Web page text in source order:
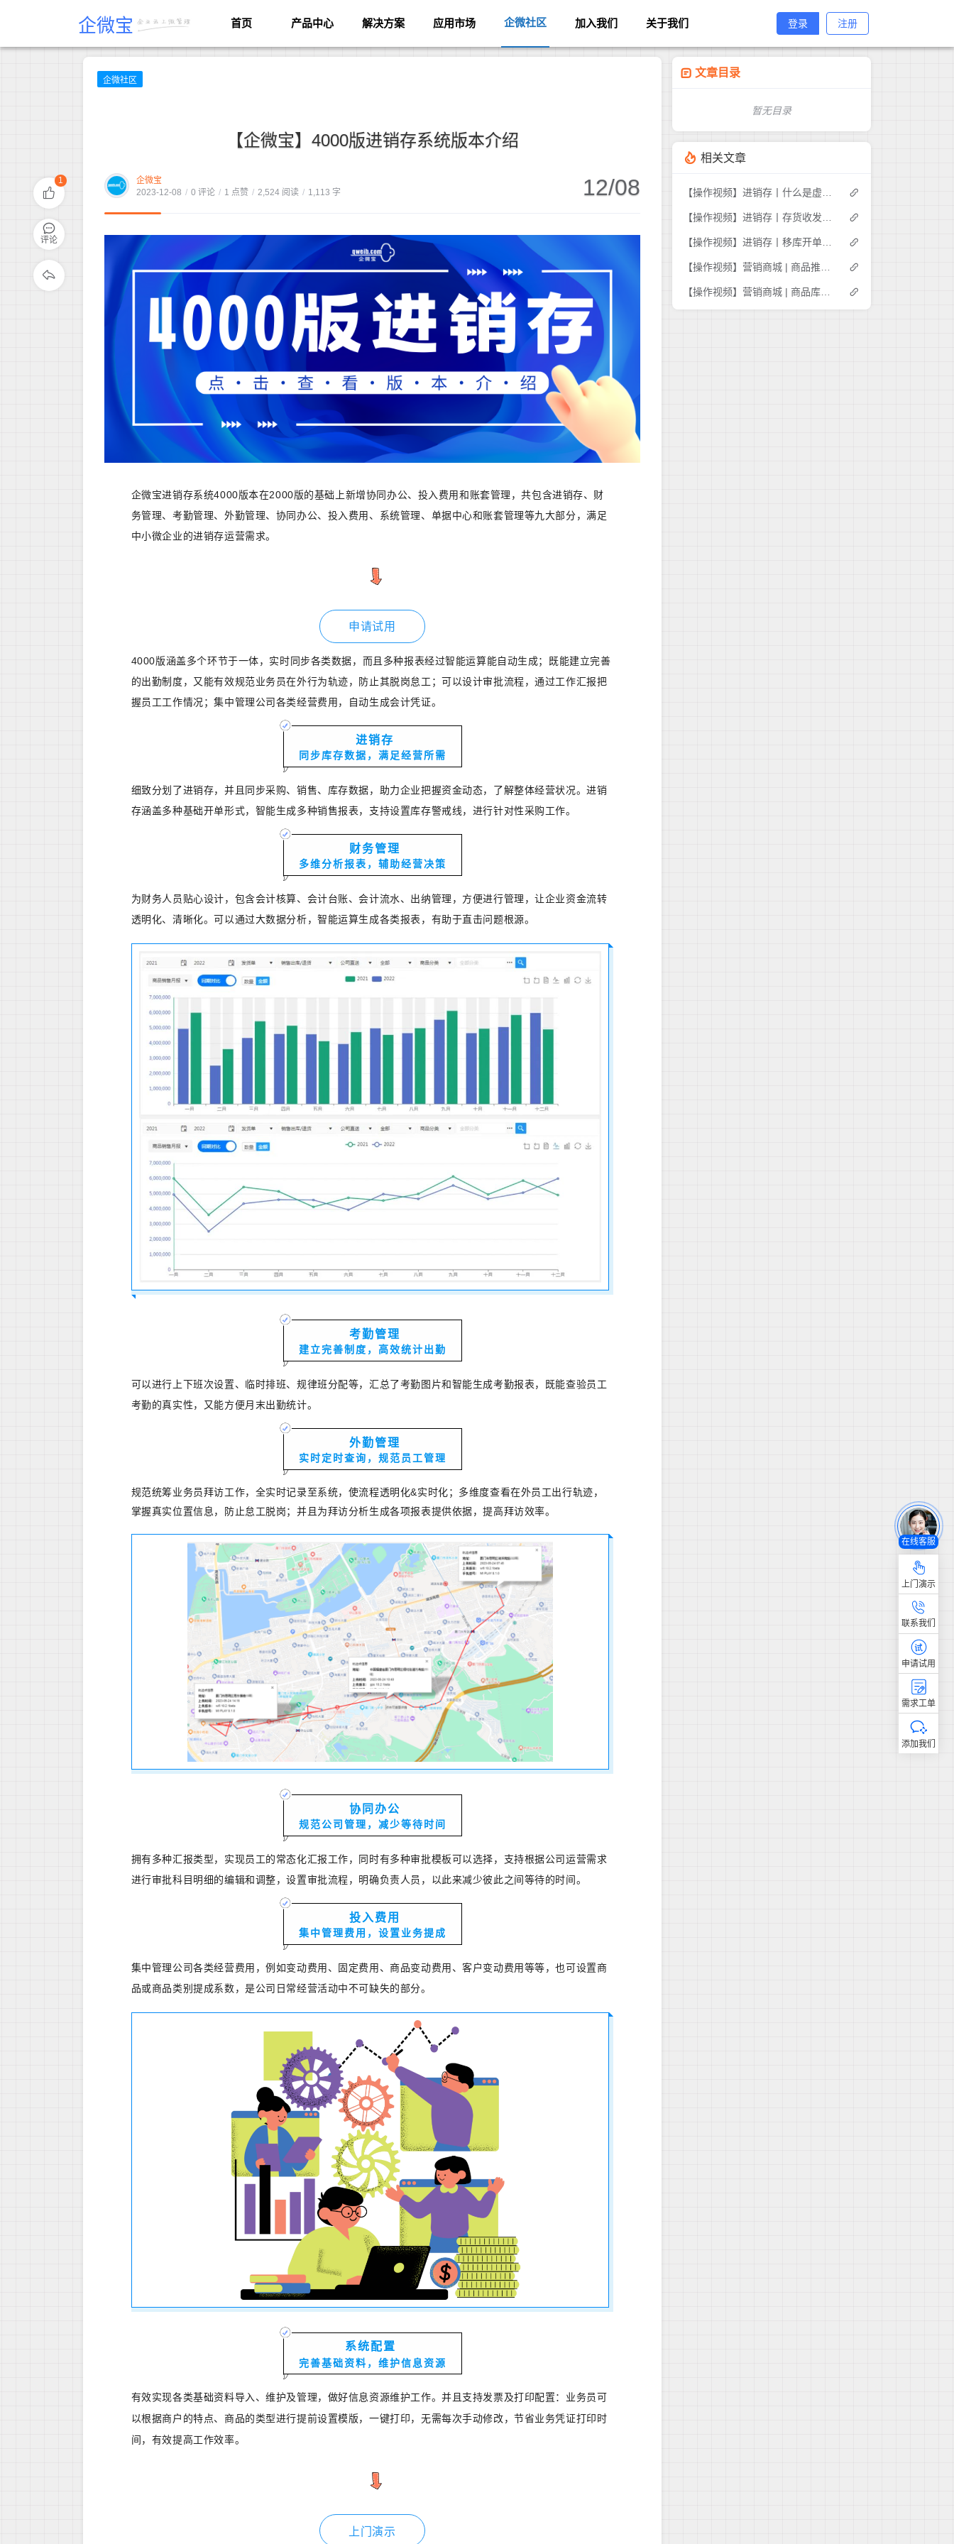
企微宝 首页 产品中心 解决方案 应用市场 企微社区 加入我们 关于我们 登录 注册
企微社区
【企微宝】4000版进销存系统版本介绍
企微宝
2023-12-08 / 0 评论 / 1 点赞 / 2,524 阅读 / 1,113 字 12/08
企微宝进销存系统4000版本在2000版的基础上新增协同办公、投入费用和账套管理，共包含进销存、财
务管理、考勤管理、外勤管理、协同办公、投入费用、系统管理、单据中心和账套管理等九大部分，满足
中小微企业的进销存运营需求。
申请试用
4000版涵盖多个环节于一体，实时同步各类数据，而且多种报表经过智能运算能自动生成；既能建立完善
的出勤制度，又能有效规范业务员在外行为轨迹，防止其脱岗怠工；可以设计审批流程，通过工作汇报把
握员工工作情况；集中管理公司各类经营费用，自动生成会计凭证。
进销存
同步库存数据，满足经营所需
细致分划了进销存，并且同步采购、销售、库存数据，助力企业把握资金动态，了解整体经营状况。进销
存涵盖多种基础开单形式，智能生成多种销售报表，支持设置库存警戒线，进行针对性采购工作。
财务管理
多维分析报表，辅助经营决策
为财务人员贴心设计，包含会计核算、会计台账、会计流水、出纳管理，方便进行管理，让企业资金流转
透明化、清晰化。可以通过大数据分析，智能运算生成各类报表，有助于直击问题根源。
考勤管理
建立完善制度，高效统计出勤
可以进行上下班次设置、临时排班、规律班分配等，汇总了考勤图片和智能生成考勤报表，既能查验员工
考勤的真实性，又能方便月末出勤统计。
外勤管理
实时定时查询，规范员工管理
规范统筹业务员拜访工作，全实时记录至系统，使流程透明化&实时化；多维度查看在外员工出行轨迹，
掌握真实位置信息，防止怠工脱岗；并 且为拜访分析生成各项报表提供依据，提高拜访效率。
协同办公
规范公司管理，减少等待时间
拥有多种汇报类型，实现员工的常态化汇报工作，同时有多种审批模板可以选择，支持根据公司运营需求
进行审批科目明细的编辑和调整，设置审批流程，明确负责人员，以此来减少彼此之间等待的时间。
投入费用
集中管理费用，设置业务提成
集中管理公司各类经营费用，例如变动费用、固定费用、商品变动费用、客户变动费用等等，也可设置商
品或商品类别提成系数，是公司日常经营活动中不可缺失的部分。
系统配置
完善基础资料， 维护信息资源
有效实现各类基础资料导入、维护及管理，做好信息资源维护工作。并且支持发票及打印配置：业务员可
以根据商户的特点、商品的类型进行提前设置模版，一键打印，无需每次手动修改，节省业务凭证打印时
间，有效提高工作效率。
上门演示
1
评论
文章目录
暂无目录
相关文章
在线客服
上门演示
联系我们
申请试用
需求工单
添加我们